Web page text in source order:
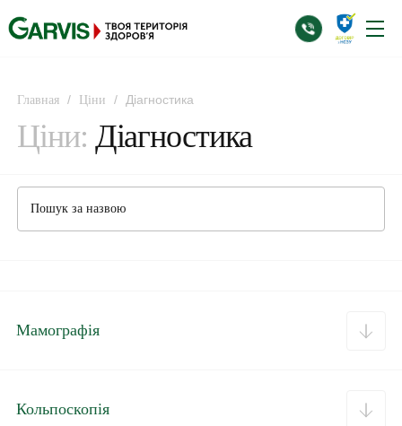
Главная / Ціни / Діагностика
Ціни: Діагностика
Мамографія
Кольпоскопія